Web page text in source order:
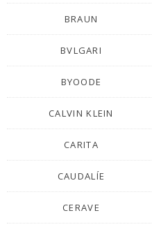
BRAUN
BVLGARI
BYOODE
CALVIN KLEIN
CARITA
CAUDALÍE
CERAVE